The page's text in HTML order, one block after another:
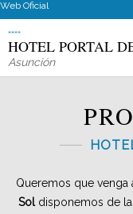
Web Oficial
HOTEL PORTAL
Asunción
Queremos que venga
Sol disponemos de